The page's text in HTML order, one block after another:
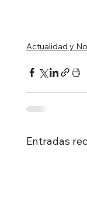
Actualidad y
Entradas